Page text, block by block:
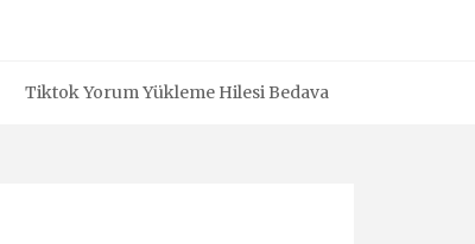
Tiktok Yorum Yükleme Hilesi Bedava